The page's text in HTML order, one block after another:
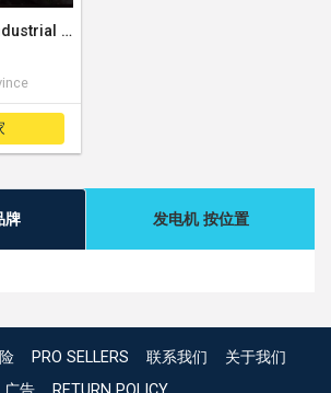
3Phase Cummins Industrial Genset (100kv)
牌 发电机 按位置
PRO SELLERS 联系我们
关于我们